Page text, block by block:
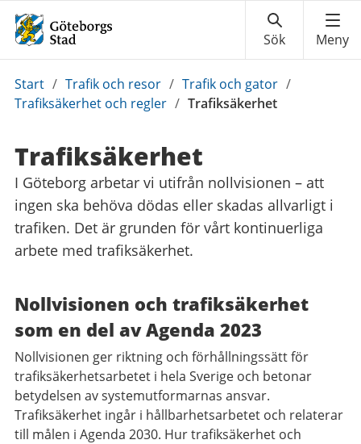
Du
är
Start / Trafik och resor / Trafik och gator /
Trafiksäkerhet och regler / Trafiksäkerhet
Trafiksäkerhet
I Göteborg arbetar vi utifrån nollvisionen – att
ingen ska behöva dödas eller skadas allvarligt i
trafiken. Det är grunden för vårt kontinuerliga
arbete med trafiksäkerhet.
Nollvisionen och trafiksäkerhet
som en del av Agenda 2023
Nollvisionen ger riktning och förhållningssätt för
trafiksäkerhetsarbetet i hela Sverige och betonar
betydelsen av systemutformarnas ansvar.
Trafiksäkerhet ingår i hållbarhetsarbetet och relaterar
till målen i Agenda 2030. Hur trafiksäkerhet och